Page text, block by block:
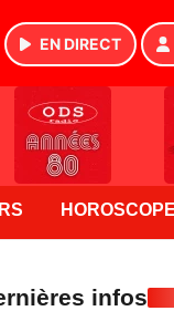
EN DIRECT
HOROSCOPE
infos